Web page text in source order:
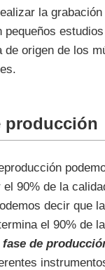
la
pequeños
de origen de los
producción
el 90% de la
decir que
el 90% de
fase de